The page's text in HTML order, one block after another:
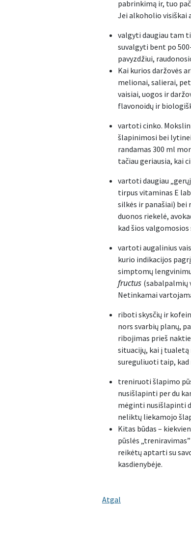
pabrinkimą ir, tuo
Jei alkoholio visiškai
valgyti daugiau tam
suvalgyti bent po
pavyzdžiui,
Kai kurios daržovės
melionai, salierai,
vaisiai, uogos ir
flavonoidų ir
vartoti cinko.
šlapinimosi bei
randamas 300 ml
tačiau geriausia, kai
vartoti daugiau
tirpus vitaminas E
silkės ir panašiai) bei
duonos riekelė,
kad šios
vartoti augalinius
kurio indikacijos
simptomų
fructus (sabalpalmių
Netinkamai
riboti skysčių ir
nors svarbių planų,
ribojimas prieš
situacijų, kai į tualetą
sureguliuoti taip,
treniruoti šlapimo
nusišlapinti per du
mėginti nusišlapinti
neliktų liekamojo
Kitas būdas –
pūslės
reikėtų aptarti su
kasdienybėje.
Atgal